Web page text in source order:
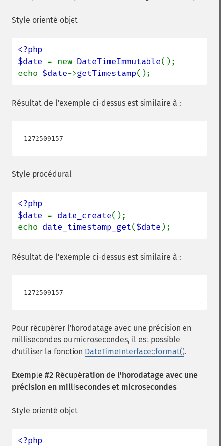
Style orienté objet
<?php
$date = new DateTimeImmutable();
echo $date->getTimestamp();
Résultat de l'exemple ci-dessus est similaire à :
1272509157
Style procédural
<?php
$date = date_create();
echo date_timestamp_get($date );
Résultat de l'exemple ci-dessus est similaire à :
1272509157
Pour récupérer l'horodatage avec une précision en
millisecondes ou microsecondes, il est possible
d'utiliser la fonction DateTimeInterface::format().
Exemple #2 Récupération de l'horodatage avec une
précision en millisecondes et microsecondes
Style orienté objet
<?php